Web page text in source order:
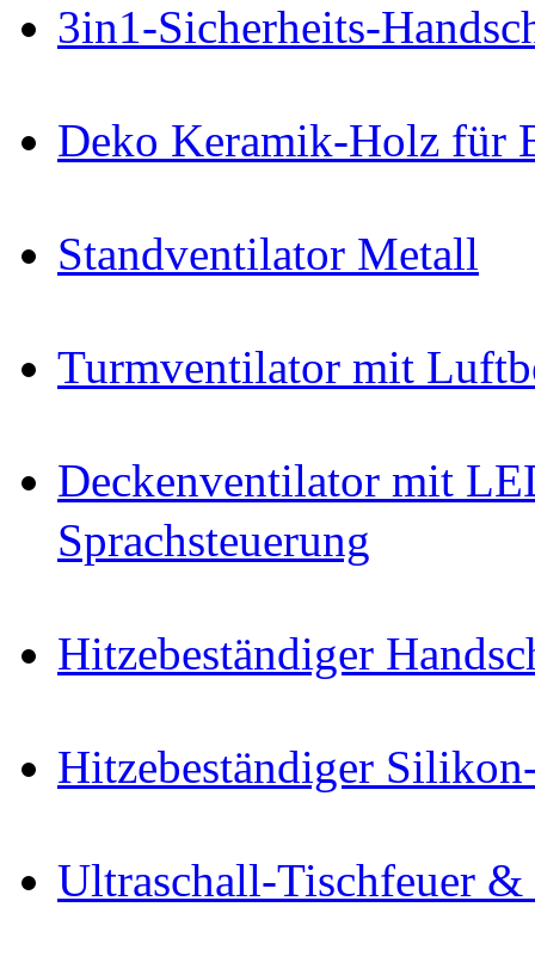
3in1-Sicherheits-
Deko Keramik-Holz für
Standventilator Metall
Turmventilator mit
Deckenventilator mit
Sprachsteuerung
Hitzebeständiger
Hitzebeständiger
Ultraschall-Tischfeuer